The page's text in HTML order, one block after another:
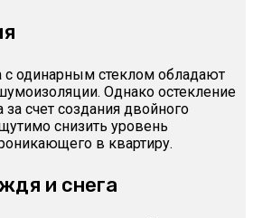
одинарным стеклом обладают
Однако остекление
счет создания двойного
снизить уровень
в квартиру.
и снега